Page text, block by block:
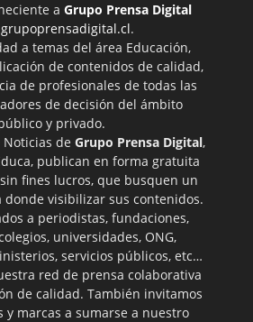
a Grupo Prensa Digital
.
a temas del área Educación,
de contenidos de calidad,
de profesionales de todas las
de decisión del ámbito
y privado.
Noticias de Grupo Prensa Digital,
publican en forma gratuita
fines lucros, que busquen un
donde visibilizar sus contenidos.
a periodistas, fundaciones,
universidades, ONG,
servicios públicos, etc…
red de prensa colaborativa
de calidad. También invitamos
y marcas a sumarse a nuestro